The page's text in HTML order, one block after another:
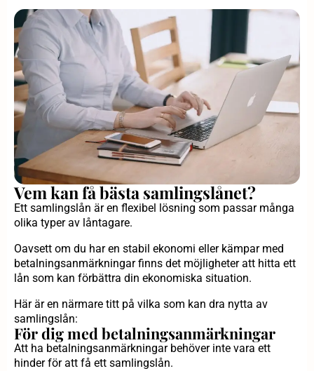
Vem kan få bästa samlingslånet?
Ett samlingslån är en flexibel lösning som passar många
olika typer av låntagare.
Oavsett om du har en stabil ekonomi eller kämpar med
betalningsanmärkningar finns det möjligheter att hitta ett
lån som kan förbättra din ekonomiska situation.
Här är en närmare titt på vilka som kan dra nytta av
samlingslån:
För dig med betalningsanmärkningar
Att ha betalningsanmärkningar behöver inte vara ett
hinder för att få ett samlingslån.